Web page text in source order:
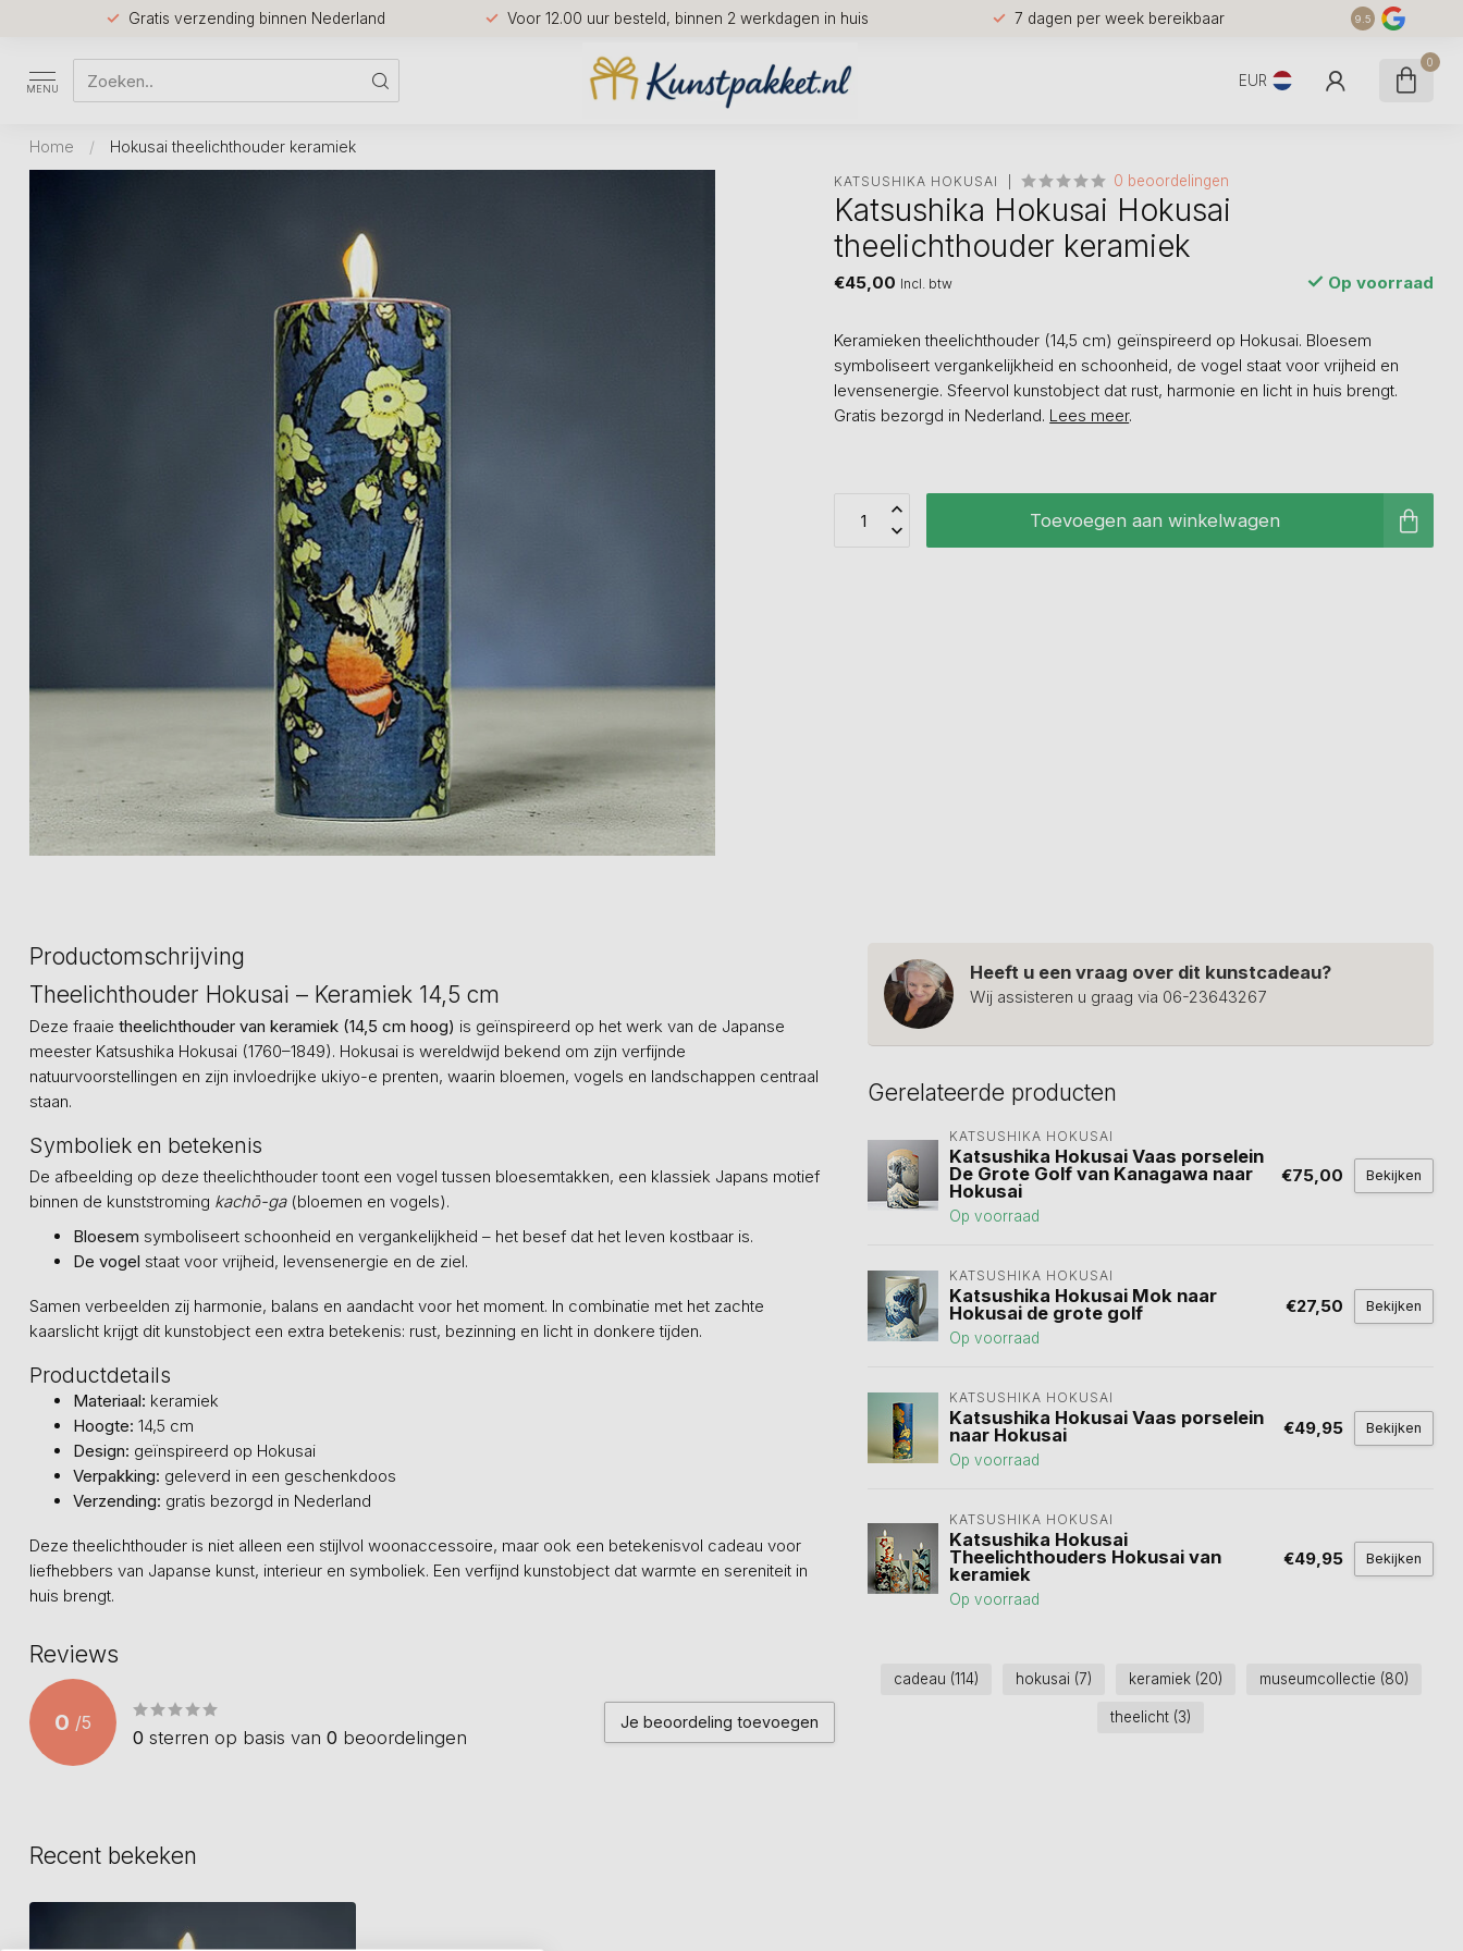
Gratis verzending binnen Nederland Voor 12.00 uur besteld, binnen 2 werkdagen in huis 7 dagen per week bereikbaar 9.5
MENU EUR
0
Home / Hokusai theelichthouder keramiek
KATSUSHIKA HOKUSAI 0 beoordelingen
Katsushika Hokusai Hokusai
theelichthouder keramiek
€45,00 Incl. btw Op voorraad
Keramieken theelichthouder (14,5 cm) geïnspireerd op Hokusai. Bloesem
symboliseert vergankelijkheid en schoonheid, de vogel staat voor vrijheid en
levensenergie. Sfeervol kunstobject dat rust, harmonie en licht in huis brengt.
Gratis bezorgd in Nederland. Lees meer.
Toevoegen aan winkelwagen
Productomschrijving
Theelichthouder Hokusai – Keramiek 14,5 cm
Deze fraaie theelichthouder van keramiek (14,5 cm hoog) is geïnspireerd op het werk van de Japanse
meester Katsushika Hokusai (1760–1849). Hokusai is wereldwijd bekend om zijn verfijnde
natuurvoorstellingen en zijn invloedrijke ukiyo-e prenten, waarin bloemen, vogels en landschappen centraal
staan.
Symboliek en betekenis
De afbeelding op deze theelichthouder toont een vogel tussen bloesemtakken, een klassiek Japans motief
binnen de kunststroming kachō-ga(bloemen en vogels).
Bloesem symboliseert schoonheid en vergankelijkheid – het besef dat het leven kostbaar is.
De vogel staat voor vrijheid, levensenergie en de ziel.
Samen verbeelden zij harmonie, balans en aandacht voor het moment. In combinatie met het zachte
kaarslicht krijgt dit kunstobject een extra betekenis: rust, bezinning en licht in donkere tijden.
Productdetails
Materiaal: keramiek
Hoogte: 14,5 cm
Design: geïnspireerd op Hokusai
Verpakking: geleverd in een geschenkdoos
Verzending: gratis bezorgd in Nederland
Deze theelichthouder is niet alleen een stijlvol woonaccessoire, maar ook een betekenisvol cadeau voor
liefhebbers van Japanse kunst, interieur en symboliek. Een verfijnd kunstobject dat warmte en sereniteit in
huis brengt.
Reviews
0 /5
0 sterren op basis van 0 beoordelingen
Je beoordeling toevoegen
Heeft u een vraag over dit kunstcadeau?
Wij assisteren u graag via 06-23643267
Gerelateerde producten
KATSUSHIKA HOKUSAI
Katsushika Hokusai Vaas porselein
De Grote Golf van Kanagawa naar
Hokusai
Op voorraad
€75,00 Bekijken
KATSUSHIKA HOKUSAI
Katsushika Hokusai Mok naar
Hokusai de grote golf
Op voorraad
€27,50 Bekijken
KATSUSHIKA HOKUSAI
Katsushika Hokusai Vaas porselein
naar Hokusai
Op voorraad
€49,95 Bekijken
KATSUSHIKA HOKUSAI
Katsushika Hokusai
Theelichthouders Hokusai van
keramiek
Op voorraad
€49,95 Bekijken
cadeau (114) hokusai (7) keramiek (20) museumcollectie (80)
theelicht (3)
Recent bekeken